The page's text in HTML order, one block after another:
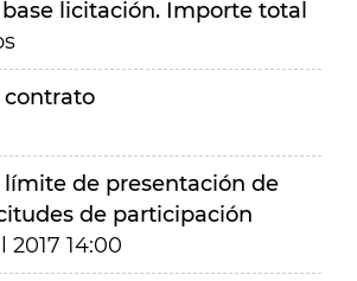
licitación. Importe total
contrato
límite de presentación de
de participación
2017 14:00